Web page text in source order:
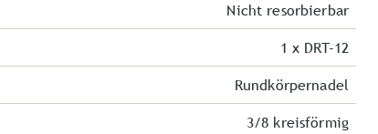
Nicht resorbierbar
1 x DRT-12
Rundkörpernadel
3/8 kreisförmig